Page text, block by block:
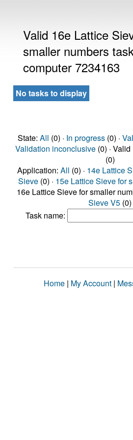
Valid 16e Lattice
smaller numbers
computer 7234163
No tasks to display
State: All (0) · In progress(0) ·
Validation inconclusive(0) · Valid
(0)
Application: All (0) · 14e Lattice
Sieve (0) · 15e Lattice Sieve for
16e Lattice Sieve for smaller
Sieve V5 (0)
Task name:
Home | My Account |